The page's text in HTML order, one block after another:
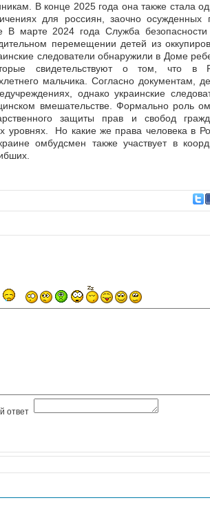
В конце 2025 года она также стала
для россиян, заочно осужденных
В марте 2024 года Служба
перемещении детей из
следователи обнаружили в Доме
свидетельствуют о том, что в
мальчика. Согласно документам,
однако украинские
вмешательстве. Формально роль
защиты прав и свобод
уровнях. Но какие же права человека в
омбудсмен также участвует в
ответ